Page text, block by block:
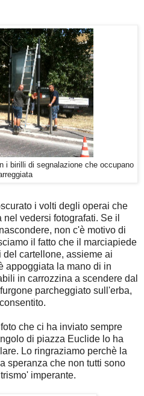
i birilli di segnalazione che occupano
i volti degli operai che
vedersi fotografati. Se il
non c'è motivo di
il fatto che il marciapiede
del cartellone, assieme ai
appoggiata la mano di in
in carrozzina a scendere dal
parcheggiato sull'erba,
che ci ha inviato sempre
di piazza Euclide lo ha
Lo ringraziamo perchè la
speranza che non tutti sono
imperante.